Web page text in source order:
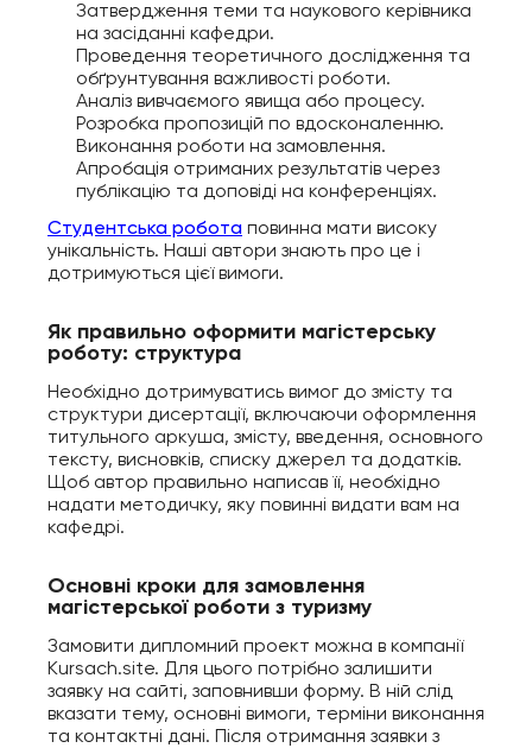
Затвердження теми та наукового керівника
на засіданні кафедри.
Проведення теоретичного дослідження та
обґрунтування важливості роботи.
Аналіз вивчаємого явища або процесу.
Розробка пропозицій по вдосконаленню.
Виконання роботи на замовлення.
Апробація отриманих результатів через
публікацію та доповіді на конференціях.
Студентська робота повинна мати високу
унікальність. Наші автори знають про це і
дотримуються цієї вимоги.
Як правильно оформити магістерську
роботу: структура
Необхідно дотримуватись вимог до змісту та
структури дисертації, включаючи оформлення
титульного аркуша, змісту, введення, основного
тексту, висновків, списку джерел та додатків.
Щоб автор правильно написав її, необхідно
надати методичку, яку повинні видати вам на
кафедрі.
Основні кроки для замовлення
магістерської роботи з туризму
Замовити дипломний проект можна в компанії
Kursach.site. Для цього потрібно залишити
заявку на сайті, заповнивши форму. В ній слід
вказати тему, основні вимоги, терміни виконання
та контактні дані. Після отримання заявки з